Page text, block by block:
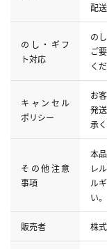
配
のし・ギフ
ト対応
の
ご
く
キャンセル
ポリシー
お
発
承
その他注意
事項
本
レ
ル
い。
販売者 株